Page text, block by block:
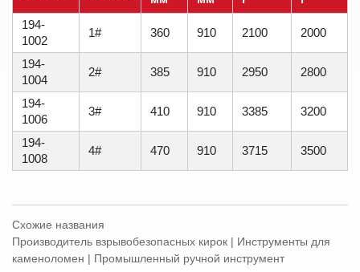
194-
1002
1# 360 910 2100 2000
194-
1004
2# 385 910 2950 2800
194-
1006
3# 410 910 3385 3200
194-
1008
4# 470 910 3715 3500
Схожие названия
Производитель взрывобезопасных кирок | Инструменты для
каменоломен | Промышленный ручной инструмент